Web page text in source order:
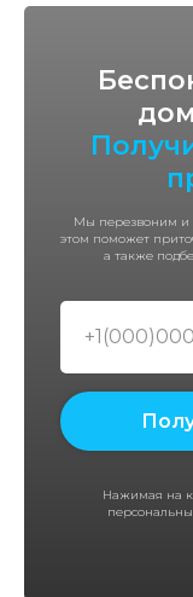
Мы перезвоним и
этом поможет
а также
Нажимая на